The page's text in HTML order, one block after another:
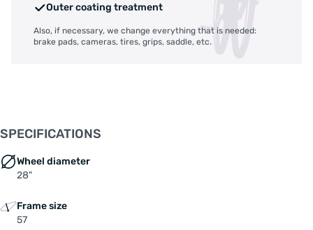
Outer coating treatment
Also, if necessary, we change everything that is needed:
brake pads, cameras, tires, grips, saddle, etc.
SPECIFICATIONS
Wheel diameter
28"
Frame size
57